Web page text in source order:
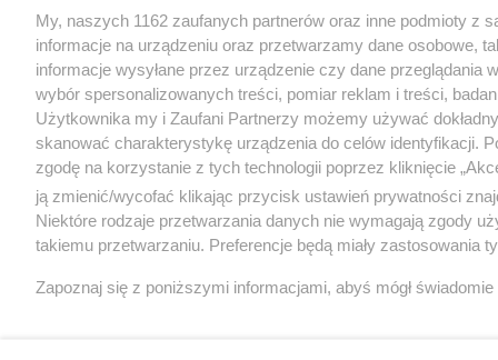
My, naszych 1162 zaufanych partnerów oraz inne podmioty z
informacje na urządzeniu oraz przetwarzamy dane osobowe,
informacje wysyłane przez urządzenie czy dane przeglądania
wybór spersonalizowanych treści, pomiar reklam i treści,
Użytkownika my i Zaufani Partnerzy możemy używać
skanować charakterystykę urządzenia do celów identyfikacji.
zgodę na korzystanie z tych technologii poprzez kliknięcie
ją zmienić/wycofać klikając przycisk ustawień prywatności
Niektóre rodzaje przetwarzania danych nie wymagają zgody
takiemu przetwarzaniu. Preferencje będą miały zastosowania
Zapoznaj się z poniższymi informacjami, abyś mógł